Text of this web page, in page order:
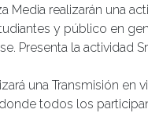
Media realizarán una
y público en
Presenta la actividad
una Transmisión en
todos los